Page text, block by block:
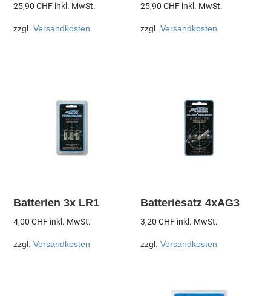
25,90CHF inkl. MwSt.
zzgl.Versandkosten
25,90CHF inkl. MwSt.
zzgl.Versandkosten
Batterien 3x LR1
4,00CHF inkl. MwSt.
zzgl.Versandkosten
Batteriesatz 4xAG3
3,20CHF inkl. MwSt.
zzgl.Versandkosten